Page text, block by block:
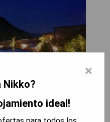
baños termales
×
Nikko?
ideal!